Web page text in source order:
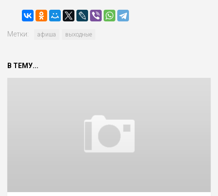
Метки: афиша выходные
В ТЕМУ...